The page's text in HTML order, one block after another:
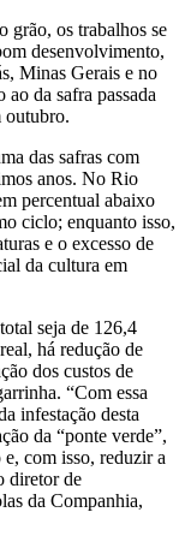
grão, os trabalhos se
desenvolvimento,
Minas Gerais e no
da safra passada
outubro.
das safras com
anos. No Rio
percentual abaixo
ciclo; enquanto isso,
e o excesso de
da cultura em
seja de 126,4
há redução de
dos custos de
“Com essa
infestação desta
da “ponte verde”,
com isso, reduzir a
diretor de
da Companhia,